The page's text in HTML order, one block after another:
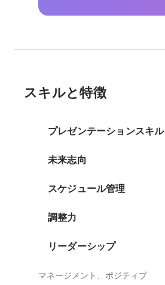
スキルと特徴
プレゼンテーションスキル
未来志向
スケジュール管理
調整力
リーダーシップ
マネージメント、ポジティブ